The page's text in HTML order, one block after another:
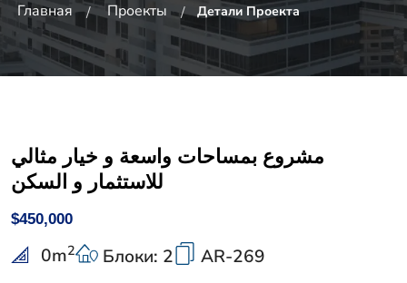
Главная Проекты Детали Проекта
مشروع بمساحات واسعة و خيار مثالي
للاستثمار و السكن
$450,000
0m2 Блоки: 2 AR-269